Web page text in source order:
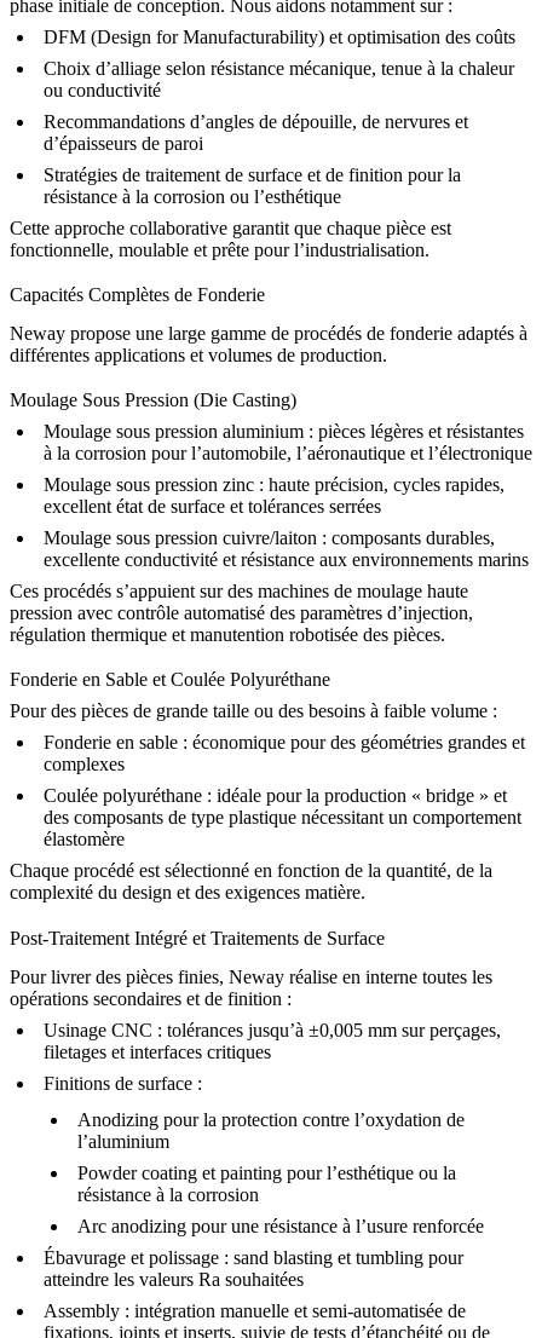
phase initiale de conception. Nous aidons notamment sur :
DFM (Design for Manufacturability) et optimisation des coûts
Choix d’alliage selon résistance mécanique, tenue à la chaleur
ou conductivité
Recommandations d’angles de dépouille, de nervures et
d’épaisseurs de paroi
Stratégies de traitement de surface et de finition pour la
résistance à la corrosion ou l’esthétique
Cette approche collaborative garantit que chaque pièce est
fonctionnelle, moulable et prête pour l’industrialisation.
Capacités Complètes de Fonderie
Neway propose une large gamme de procédés de fonderie adaptés à
différentes applications et volumes de production.
Moulage Sous Pression (Die Casting)
Moulage sous pression aluminium : pièces légères et résistantes
à la corrosion pour l’automobile, l’aéronautique et l’électronique
Moulage sous pression zinc : haute précision, cycles rapides,
excellent état de surface et tolérances serrées
Moulage sous pression cuivre/laiton : composants durables,
excellente conductivité et résistance aux environnements marins
Ces procédés s’appuient sur des machines de moulage haute
pression avec contrôle automatisé des paramètres d’injection,
régulation thermique et manutention robotisée des pièces.
Fonderie en Sable et Coulée Polyuréthane
Pour des pièces de grande taille ou des besoins à faible volume :
Fonderie en sable : économique pour des géométries grandes et
complexes
Coulée polyuréthane : idéale pour la production « bridge » et
des composants de type plastique nécessitant un comportement
élastomère
Chaque procédé est sélectionné en fonction de la quantité, de la
complexité du design et des exigences matière.
Post-Traitement Intégré et Traitements de Surface
Pour livrer des pièces finies, Neway réalise en interne toutes les
opérations secondaires et de finition :
Usinage CNC : tolérances jusqu’à ±0,005 mm sur perçages,
filetages et interfaces critiques
Finitions de surface :
Anodizing pour la protection contre l’oxydation de
l’aluminium
Powder coating et painting pour l’esthétique ou la
résistance à la corrosion
Arc anodizing pour une résistance à l’usure renforcée
Ébavurage et polissage : sand blasting et tumbling pour
atteindre les valeurs Ra souhaitées
Assembly : intégration manuelle et semi-automatisée de
fixations, joints et inserts, suivie de tests d’étanchéité ou de